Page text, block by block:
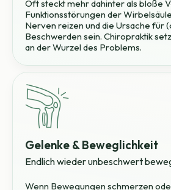
Oft steckt mehr dahinter als bloße
Funktionsstörungen der
Nerven reizen und die Ursache für
Beschwerden sein. Chiropraktik
an der Wurzel des Problems.
Gelenke & Beweglichkeit
Endlich wieder unbeschwert
Wenn Bewegungen schmerzen